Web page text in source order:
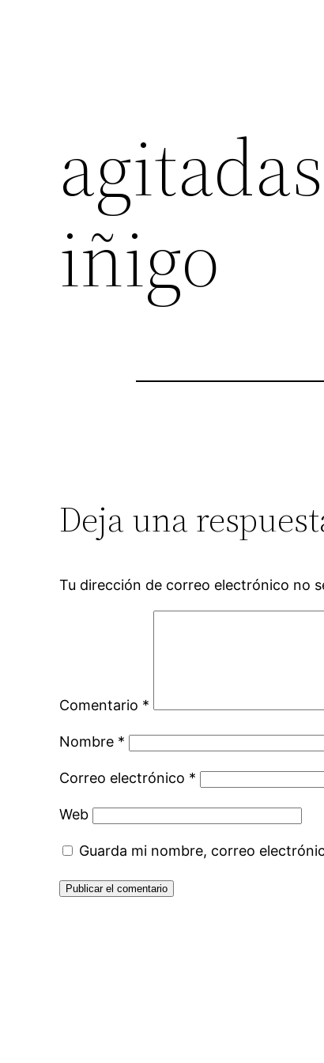
iñigo
Deja una
Tu dirección de correo electrónico no
Comentario *
Nombre *
Correo electrónico *
Web
Guarda mi nombre, correo